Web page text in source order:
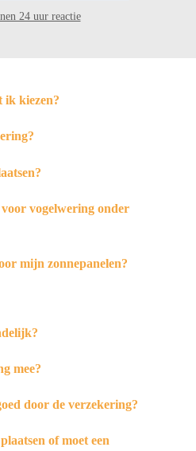
24 uur reactie
ik kiezen?
vogelwering onder
mijn zonnepanelen?
mee?
door de verzekering?
of moet een